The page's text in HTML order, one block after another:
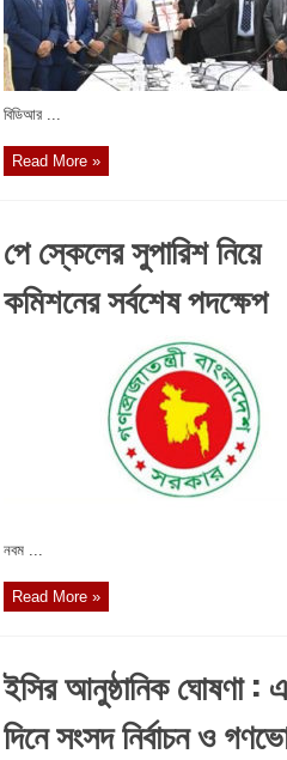
বিডিআর ...
Read More »
পে স্কেলের সুপারিশ নিয়ে
কমিশনের সর্বশেষ পদক্ষেপ
নবম ...
Read More »
ইসির আনুষ্ঠানিক ঘোষণা :
দিনে সংসদ নির্বাচন ও